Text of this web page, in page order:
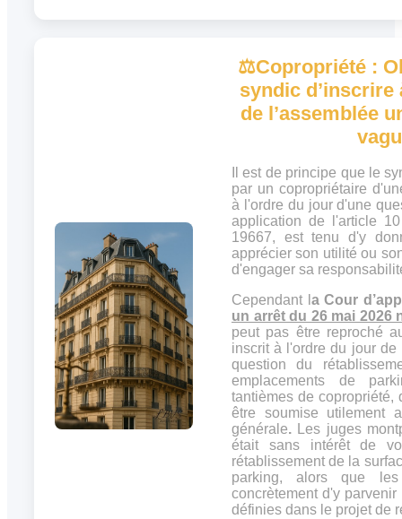
⚖️Copropriété :
syndic d’inscrire
de l’assemblée
Il est de principe que le
par un copropriétaire
à l'ordre du jour d'une
application de l'article
19667, est tenu d'y
apprécier son utilité ou
d'engager sa
Cependant l a Cour
un arrêt du 26 mai 2026
peut pas être reproché
inscrit à l'ordre du jour
question du
emplacements de
tantièmes de copropriété,
être soumise utilement
générale. Les juges
était sans intérêt de
rétablissement de la
parking, alors que les
concrètement d'y
définies dans le projet de